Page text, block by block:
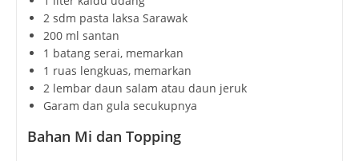
2 sdm pasta laksa Sarawak
200 ml santan
1 batang serai, memarkan
1 ruas lengkuas, memarkan
2 lembar daun salam atau daun jeruk
Garam dan gula secukupnya
Bahan Mi dan Topping